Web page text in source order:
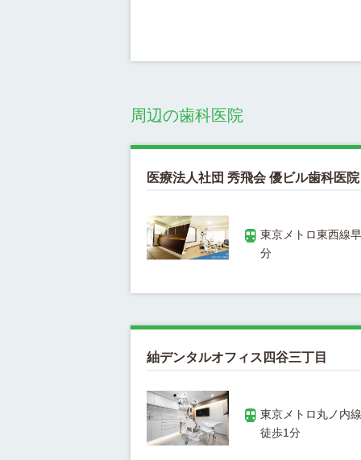
周辺の歯科医院
医療法人社団 秀飛会 優ビル歯科医院
東京メトロ東西線
紬デンタルオフィス四谷三丁目
東京メトロ丸ノ内